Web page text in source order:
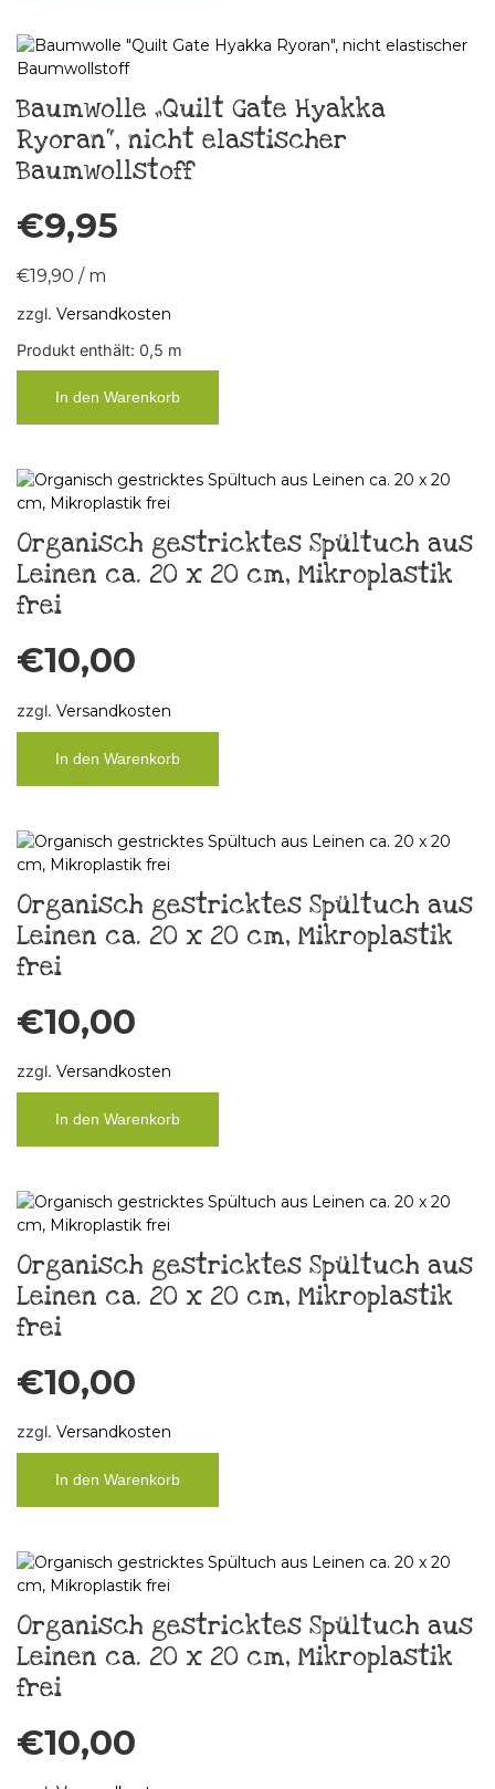
Baumwolle „Quilt Gate Hyakka
Ryoran“, nicht elastischer
Baumwollstoff
€9,95
€19,90 / m
zzgl. Versandkosten
Produkt enthält: 0,5 m
In den Warenkorb
Organisch gestricktes Spültuch aus
Leinen ca. 20 x 20 cm, Mikroplastik
frei
€10,00
zzgl. Versandkosten
In den Warenkorb
Organisch gestricktes Spültuch aus
Leinen ca. 20 x 20 cm, Mikroplastik
frei
€10,00
zzgl. Versandkosten
In den Warenkorb
Organisch gestricktes Spültuch aus
Leinen ca. 20 x 20 cm, Mikroplastik
frei
€10,00
zzgl. Versandkosten
In den Warenkorb
Organisch gestricktes Spültuch aus
Leinen ca. 20 x 20 cm, Mikroplastik
frei
€10,00